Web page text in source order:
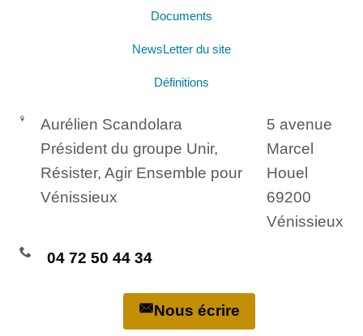
Documents
NewsLetter du site
Définitions
Aurélien Scandolara
Président du groupe Unir,
Résister, Agir Ensemble pour
Vénissieux
5 avenue
Marcel
Houel
69200
Vénissieux
04 72 50 44 34
Nous écrire